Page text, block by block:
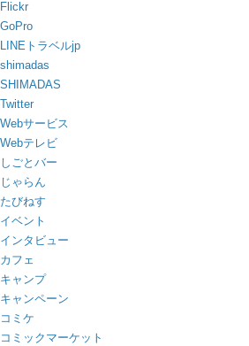
Flickr
GoPro
LINEトラベルjp
shimadas
SHIMADAS
Twitter
Webサービス
Webテレビ
しごとバー
じゃらん
たびねす
イベント
インタビュー
カフェ
キャンプ
キャンペーン
コミケ
コミックマーケット